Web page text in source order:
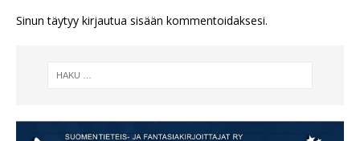
Sinun täytyy kirjautua sisään kommentoidaksesi.